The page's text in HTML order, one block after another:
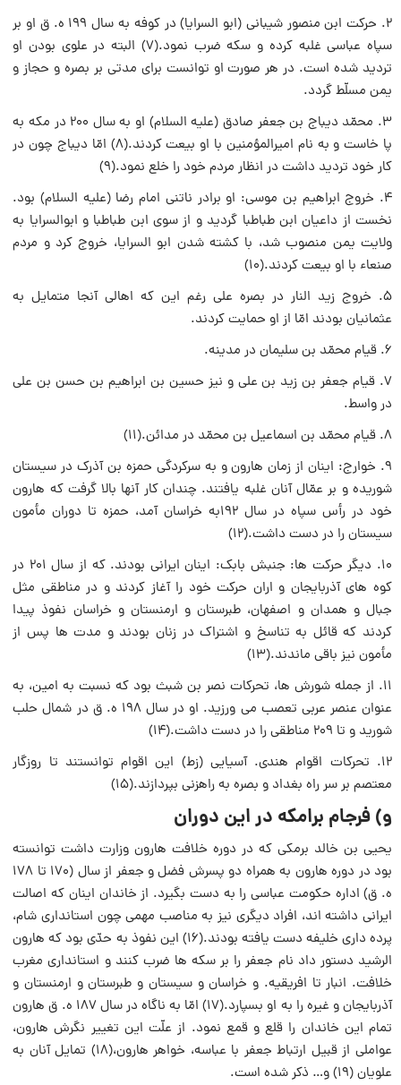
۲. حرکت ابن منصور شیبانی (ابو السرایا) در کوفه به سال ۱۹۹ ه. ق او بر
سپاه عباسی غلبه کرده و سکه ضرب نمود.(۷) البته در علوی بودن او
تردید شده است. در هر صورت او توانست برای مدتی بر بصره و حجاز و
یمن مسلّط گردد.
۳. محمّد دیباج بن جعفر صادق (علیه السلام) او به سال ۲۰۰ در مکه به
پا خاست و به نام امیرالمؤمنین با او بیعت کردند.(۸) امّا دیباج چون در
کار خود تردید داشت در انظار مردم خود را خلع نمود.(۹)
۴. خروج ابراهیم بن موسی: او برادر ناتنی امام رضا (علیه السلام) بود.
نخست از داعیان ابن طباطبا گردید و از سوی ابن طباطبا و ابوالسرایا به
ولایت یمن منصوب شد، با کشته شدن ابو السرایا، خروج کرد و مردم
صنعاء با او بیعت کردند.(۱۰)
۵. خروج زید النار در بصره علی رغم این که اهالی آنجا متمایل به
عثمانیان بودند امّا از او حمایت کردند.
۶. قیام محمّد بن سلیمان در مدینه.
۷. قیام جعفر بن زید بن علی و نیز حسین بن ابراهیم بن حسن بن علی
در واسط.
۸. قیام محمّد بن اسماعیل بن محمّد در مدائن.(۱۱)
۹. خوارج: اینان از زمان هارون و به سرکردگی حمزه بن آذرک در سیستان
شوریده و بر عمّال آنان غلبه یافتند. چندان کار آنها بالا گرفت که هارون
خود در رأس سپاه در سال ۱۹۲به خراسان آمد، حمزه تا دوران مأمون
سیستان را در دست داشت.(۱۲)
۱۰. دیگر حرکت ها: جنبش بابک: اینان ایرانی بودند. که از سال ۲۰۱ در
کوه های آذربایجان و اران حرکت خود را آغاز کردند و در مناطقی مثل
جبال و همدان و اصفهان، طبرستان و ارمنستان و خراسان نفوذ پیدا
کردند که قائل به تناسخ و اشتراک در زنان بودند و مدت ها پس از
مأمون نیز باقی ماندند.(۱۳)
۱۱. از جمله شورش ها، تحرکات نصر بن شبث بود که نسبت به امین، به
عنوان عنصر عربی تعصب می ورزید. او در سال ۱۹۸ ه. ق در شمال حلب
شورید و تا ۲۰۹ مناطقی را در دست داشت.(۱۴)
۱۲. تحرکات اقوام هندی. آسیایی (زط) این اقوام توانستند تا روزگار
معتصم بر سر راه بغداد و بصره به راهزنی بپردازند.(۱۵)
و) فرجام برامکه در این دوران
یحیی بن خالد برمکی که در دوره خلافت هارون وزارت داشت توانسته
بود در دوره هارون به همراه دو پسرش فضل و جعفر از سال (۱۷۰ تا ۱۷۸
ه. ق) اداره حکومت عباسی را به دست بگیرد. از خاندان اینان که اصالت
ایرانی داشته اند، افراد دیگری نیز به مناصب مهمی چون استانداری شام،
پرده داری خلیفه دست یافته بودند.(۱۶) این نفوذ به حدّی بود که هارون
الرشید دستور داد نام جعفر را بر سکه ها ضرب کنند و استانداری مغرب
خلافت. انبار تا افریقیه. و خراسان و سیستان و طبرستان و ارمنستان و
آذربایجان و غیره را به او بسپارد.(۱۷) امّا به ناگاه در سال ۱۸۷ ه. ق هارون
تمام این خاندان را قلع و قمع نمود. از علّت این تغییر نگرش هارون،
عواملی از قبیل ارتباط جعفر با عباسه، خواهر هارون،(۱۸) تمایل آنان به
علویان (۱۹) و… ذکر شده است.